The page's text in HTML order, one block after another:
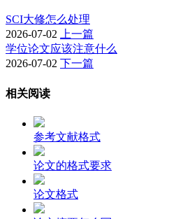
SCI大修怎么处理
2026-07-02 上一篇
学位论文应该注意什么
2026-07-02 下一篇
相关阅读
参考文献格式
论文的格式要求
论文格式